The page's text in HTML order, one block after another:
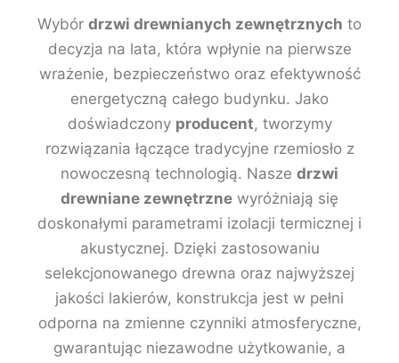
Wybór drzwi drewnianych zewnętrznych to
decyzja na lata, która wpłynie na pierwsze
wrażenie, bezpieczeństwo oraz efektywność
energetyczną całego budynku. Jako
doświadczony producent, tworzymy
rozwiązania łączące tradycyjne rzemiosło z
nowoczesną technologią. Nasze drzwi
drewniane zewnętrzne wyróżniają się
doskonałymi parametrami izolacji termicznej i
akustycznej. Dzięki zastosowaniu
selekcjonowanego drewna oraz najwyższej
jakości lakierów, konstrukcja jest w pełni
odporna na zmienne czynniki atmosferyczne,
gwarantując niezawodne użytkowanie, a